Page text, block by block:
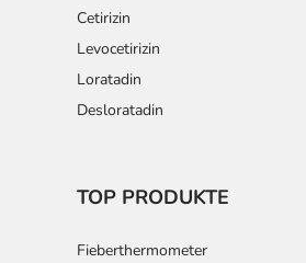
Cetirizin
Levocetirizin
Loratadin
Desloratadin
TOP PRODUKTE
Fieberthermometer